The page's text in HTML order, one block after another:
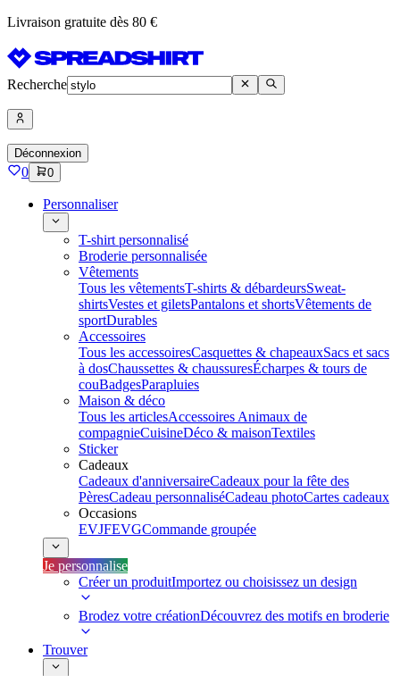
Livraison gratuite dès 80 €
Recherche
Déconnexion
0 0
Personnaliser
T-shirt personnalisé
Broderie personnalisée
Vêtements
Tous les vêtementsT-shirts & débardeursSweat-
shirtsVestes et giletsPantalons et shortsVêtements de
sportDurables
Accessoires
Tous les accessoiresCasquettes & chapeauxSacs et sacs
à dosChaussettes & chaussuresÉcharpes & tours de
couBadgesParapluies
Maison & déco
Tous les articlesAccessoires Animaux de
compagnieCuisineDéco & maisonTextiles
Sticker
Cadeaux
Cadeaux d'anniversaireCadeaux pour la fête des
PèresCadeau personnaliséCadeau photoCartes cadeaux
Occasions
EVJFEVGCommande groupée
Je personnalise
Créer un produitImportez ou choisissez un design
Brodez votre créationDécouvrez des motifs en broderie
Trouver